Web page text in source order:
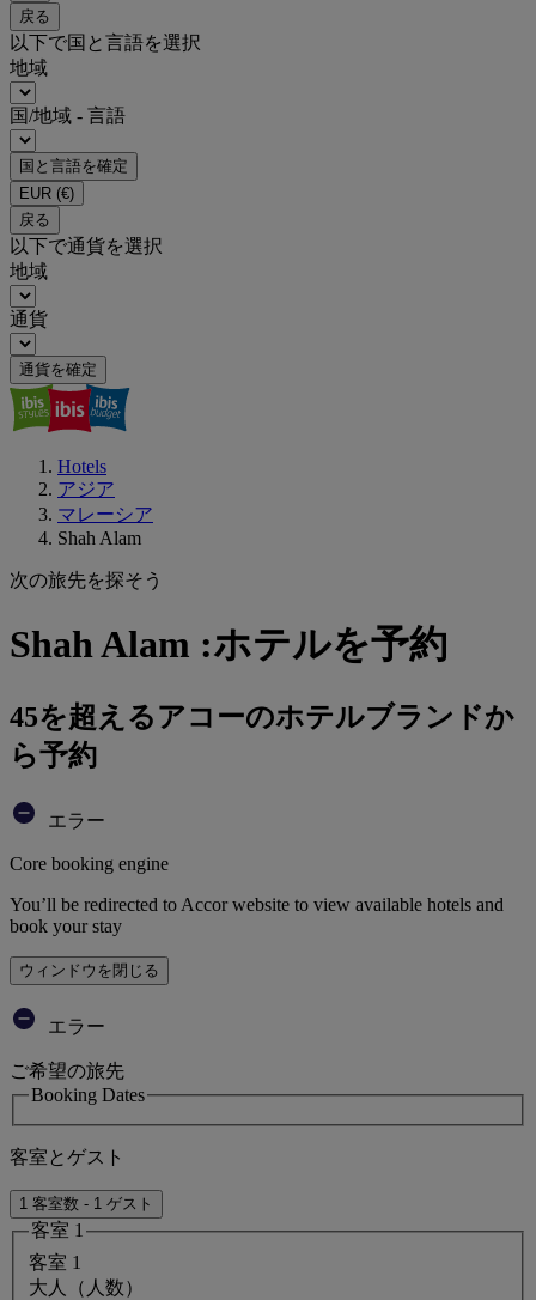
戻る
以下で国と言語を選択
地域
国/地域 - 言語
国と言語を確定
EUR (€)
戻る
以下で通貨を選択
地域
通貨
通貨を確定
Hotels
アジア
マレーシア
Shah Alam
次の旅先を探そう
Shah Alam :ホテルを予約
45を超えるアコーのホテルブランドか
ら予約
エラー
Core booking engine
You’ll be redirected to Accor website to view available hotels and
book your stay
ウィンドウを閉じる
エラー
ご希望の旅先
Booking Dates
客室とゲスト
1 客室数 - 1 ゲスト
客室 1
客室 1
大人（人数）